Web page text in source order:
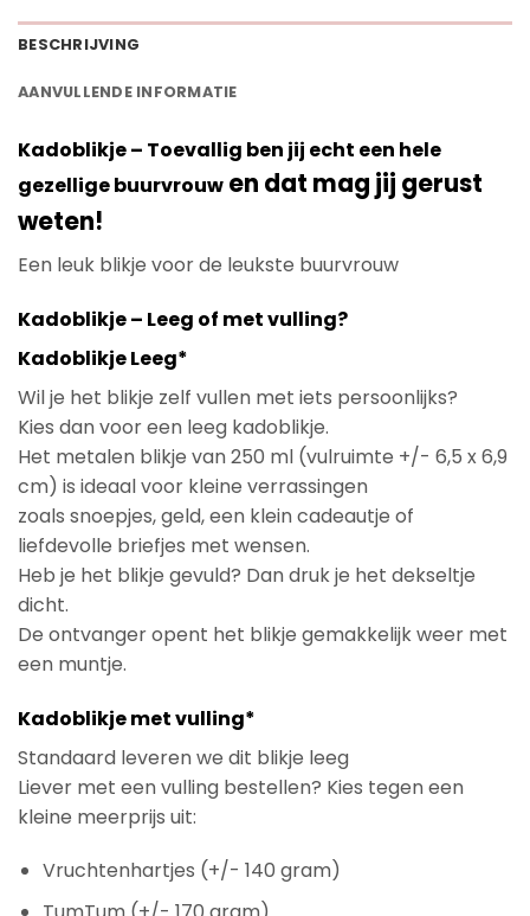
BESCHRIJVING
AANVULLENDE INFORMATIE
Kadoblikje – Toevallig ben jij echt een hele
gezellige buurvrouw en dat mag jij gerust
weten!
Een leuk blikje voor de leukste buurvrouw
Kadoblikje – Leeg of met vulling?
Kadoblikje Leeg*
Wil je het blikje zelf vullen met iets persoonlijks?
Kies dan voor een leeg kadoblikje.
Het metalen blikje van 250 ml (vulruimte +/- 6,5 x 6,9
cm) is ideaal voor kleine verrassingen
zoals snoepjes, geld, een klein cadeautje of
liefdevolle briefjes met wensen.
Heb je het blikje gevuld? Dan druk je het dekseltje
dicht.
De ontvanger opent het blikje gemakkelijk weer met
een muntje.
Kadoblikje met vulling*
Standaard leveren we dit blikje leeg
Liever met een vulling bestellen? Kies tegen een
kleine meerprijs uit:
Vruchtenhartjes (+/- 140 gram)